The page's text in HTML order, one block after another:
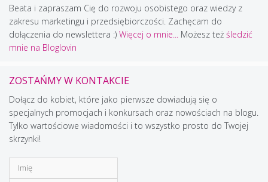
Beata i zapraszam Cię do rozwoju osobistego oraz wiedzy z
zakresu marketingu i przedsiębiorczości. Zachęcam do
dołączenia do newslettera :) Więcej o mnie... Możesz też śledzić
mnie na Bloglovin
ZOSTAŃMY W KONTAKCIE
Dołącz do kobiet, które jako pierwsze dowiadują się o
specjalnych promocjach i konkursach oraz nowościach na blogu.
Tylko wartościowe wiadomości i to wszystko prosto do Twojej
skrzynki!